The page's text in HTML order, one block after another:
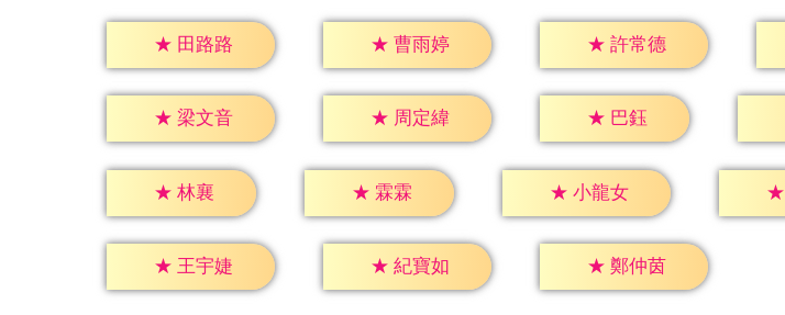
★ 田路路 ★ 曹雨婷 ★ 許常德
★ 梁文音 ★ 周定緯 ★ 巴鈺
★ 林襄 ★ 霖霖 ★ 小龍女 ★
★ 王宇婕 ★ 紀寶如 ★ 鄭仲茵